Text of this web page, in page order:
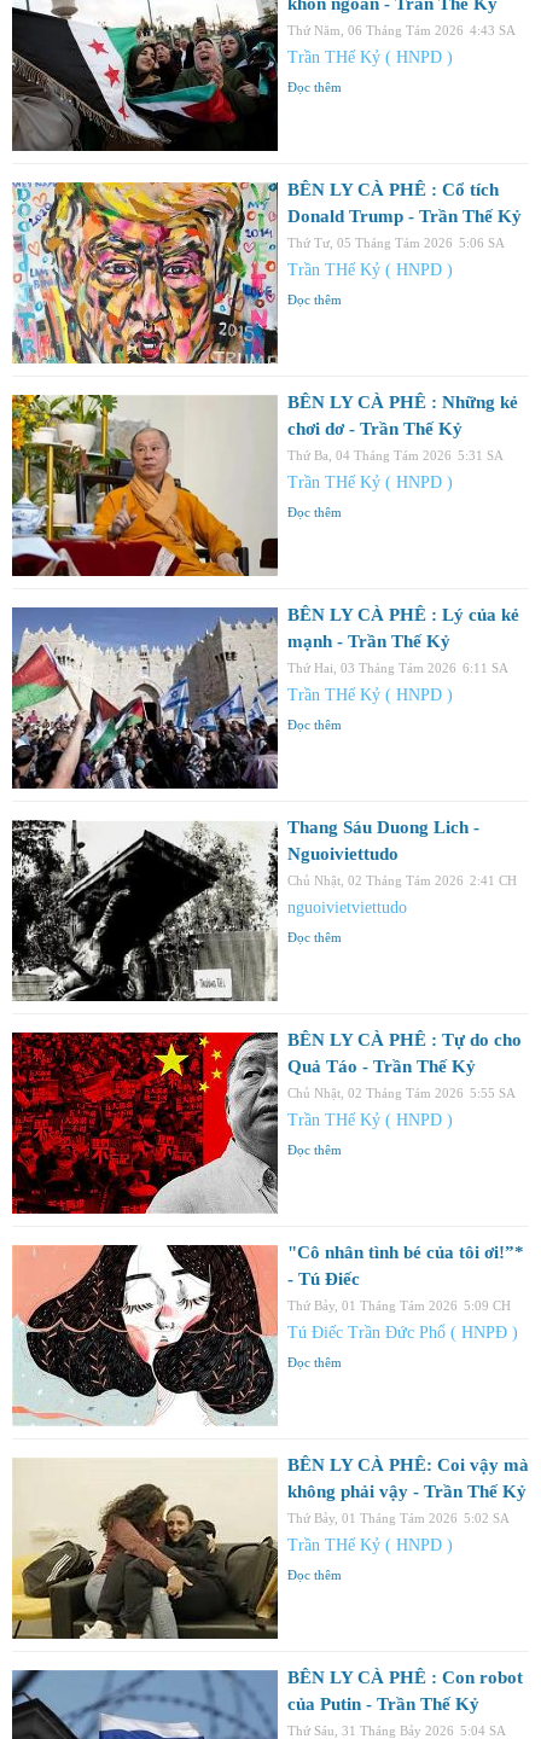
Thứ Năm, 06 Tháng Tám 2026 4:43 SA
Trần THế Kỷ ( HNPD )
Đọc thêm
BÊN LY CÀ PHÊ : Cổ tích
Donald Trump - Trần Thế Kỷ
Thứ Tư, 05 Tháng Tám 2026 5:06 SA
Trần THế Kỷ ( HNPD )
Đọc thêm
BÊN LY CÀ PHÊ : Những kẻ
chơi dơ - Trần Thế Kỷ
Thứ Ba, 04 Tháng Tám 2026 5:31 SA
Trần THế Kỷ ( HNPD )
Đọc thêm
BÊN LY CÀ PHÊ : Lý của kẻ
mạnh - Trần Thế Kỷ
Thứ Hai, 03 Tháng Tám 2026 6:11 SA
Trần THế Kỷ ( HNPD )
Đọc thêm
Thang Sáu Duong Lich -
Nguoiviettudo
Chủ Nhật, 02 Tháng Tám 2026 2:41 CH
nguoivietviettudo
Đọc thêm
BÊN LY CÀ PHÊ : Tự do cho
Quả Táo - Trần Thế Kỷ
Chủ Nhật, 02 Tháng Tám 2026 5:55 SA
Trần THế Kỷ ( HNPD )
Đọc thêm
"Cô nhân tình bé của tôi ơi!”*
- Tú Điếc
Thứ Bảy, 01 Tháng Tám 2026 5:09 CH
Tú Điếc Trần Đức Phổ ( HNPĐ )
Đọc thêm
BÊN LY CÀ PHÊ: Coi vậy mà
không phải vậy - Trần Thế Kỷ
Thứ Bảy, 01 Tháng Tám 2026 5:02 SA
Trần THế Kỷ ( HNPD )
Đọc thêm
BÊN LY CÀ PHÊ : Con robot
của Putin - Trần Thế Kỷ
Thứ Sáu, 31 Tháng Bảy 2026 5:04 SA